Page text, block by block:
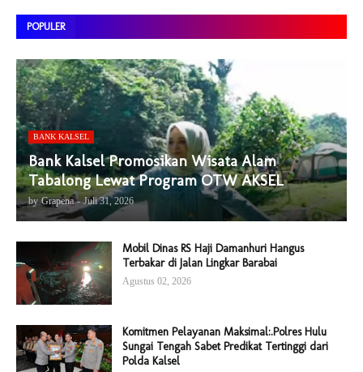
POPULER
BANK KALSEL
Bank Kalsel Promosikan Wisata Alam
Tabalong Lewat Program OTW AKSEL
by Grapena - Juli 31, 2026
Mobil Dinas RS Haji Damanhuri Hangus
Terbakar di Jalan Lingkar Barabai
Agustus 02, 2026
Komitmen Pelayanan Maksimal:.Polres Hulu
Sungai Tengah Sabet Predikat Tertinggi dari
Polda Kalsel